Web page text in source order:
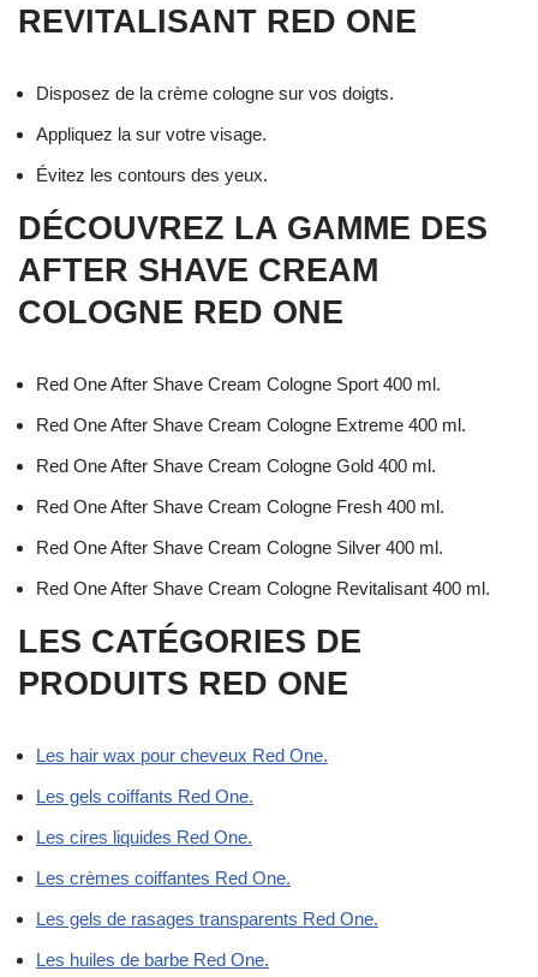
REVITALISANT RED ONE
Disposez de la crème cologne sur vos doigts.
Appliquez la sur votre visage.
Évitez les contours des yeux.
DÉCOUVREZ LA GAMME DES
AFTER SHAVE CREAM
COLOGNE RED ONE
Red One After Shave Cream Cologne Sport 400 ml.
Red One After Shave Cream Cologne Extreme 400 ml.
Red One After Shave Cream Cologne Gold 400 ml.
Red One After Shave Cream Cologne Fresh 400 ml.
Red One After Shave Cream Cologne Silver 400 ml.
Red One After Shave Cream Cologne Revitalisant 400 ml.
LES CATÉGORIES DE
PRODUITS RED ONE
Les hair wax pour cheveux Red One.
Les gels coiffants Red One.
Les cires liquides Red One.
Les crèmes coiffantes Red One.
Les gels de rasages transparents Red One.
Les huiles de barbe Red One.